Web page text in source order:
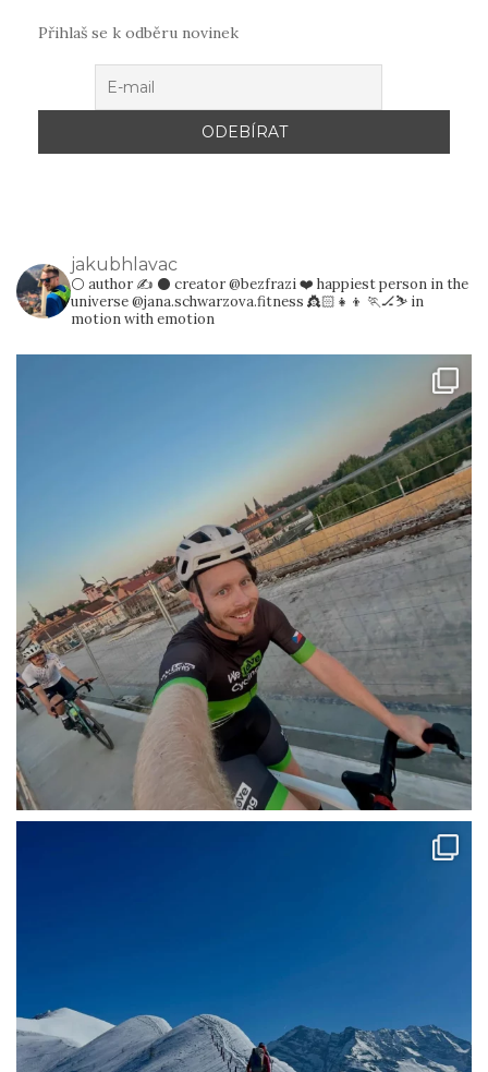
Přihlaš se k odběru novinek
jakubhlavac
⚪️ author ✍️ ⚫️ creator @bezfrazi❤️ happiest person in the
universe @jana.schwarzova.fitness 👸🏻👧👦 🏃🏒⛷️ in
motion with emotion